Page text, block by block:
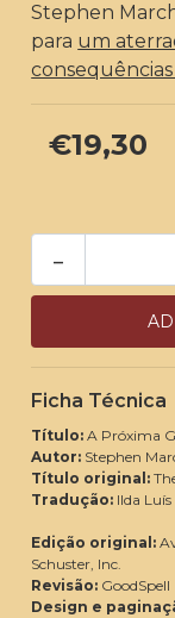
Stephen
para um
€19,30
-
Ficha Técnica
Título: A Próxima
Autor: Stephen
Título original:
Tradução: Ilda Luís
Edição original:
Schuster, Inc.
Revisão: GoodSpell
Design e